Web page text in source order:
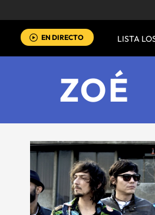
EN DIRECTO LISTA
ZOÉ